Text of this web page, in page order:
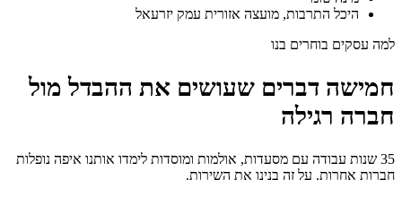
היכל התרבות, מועצה אזורית עמק יזרעאל
למה עסקים בוחרים בנו
חמישה דברים שעושים את ההבדל מול
חברה רגילה
35 שנות עבודה עם מסעדות, אולמות ומוסדות לימדו אותנו איפה נופלות
חברות אחרות. על זה בנינו את השירות.